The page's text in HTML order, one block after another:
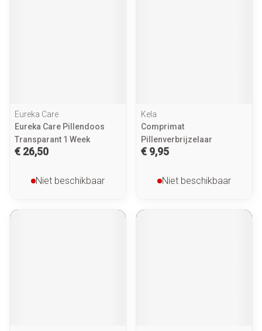
Eureka Care
Eureka Care Pillendoos
Transparant 1 Week
€ 26,50
Niet beschikbaar
Kela
Comprimat
Pillenverbrijzelaar
€ 9,95
Niet beschikbaar